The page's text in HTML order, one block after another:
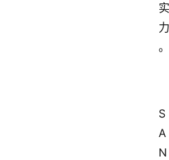
实
力
。
S
A
N